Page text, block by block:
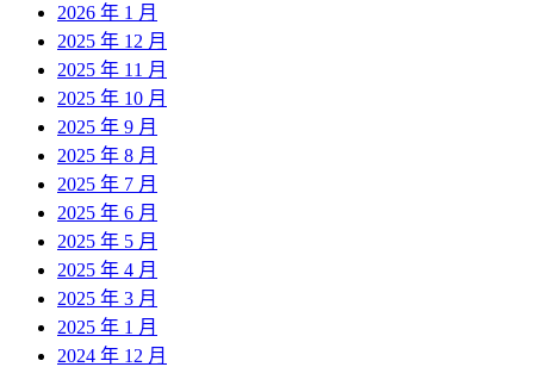
2026 年 1 月
2025 年 12 月
2025 年 11 月
2025 年 10 月
2025 年 9 月
2025 年 8 月
2025 年 7 月
2025 年 6 月
2025 年 5 月
2025 年 4 月
2025 年 3 月
2025 年 1 月
2024 年 12 月